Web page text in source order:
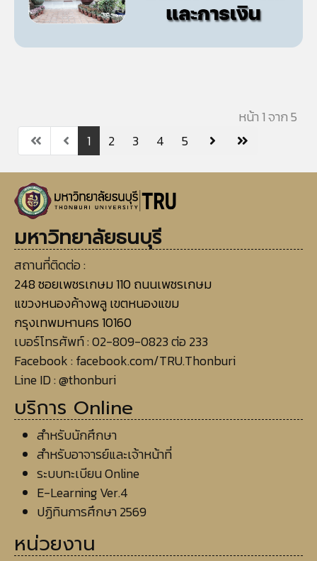
หน้า 1 จาก 5
1
2 3 4 5
มหาวิทยาลัยธนบุรี
สถานที่ติดต่อ :
248 ซอยเพชรเกษม 110 ถนนเพชรเกษม
แขวงหนองค้างพลู เขตหนองแขม
กรุงเทพมหานคร 10160
เบอร์โทรศัพท์ :02-809-0823 ต่อ 233
Facebook :facebook.com/TRU.Thonburi
Line ID:@thonburi
บริการ Online
สำหรับนักศึกษา
สำหรับอาจารย์และเจ้าหน้าที่
ระบบทะเบียน Online
E-Learning Ver.4
ปฏิทินการศึกษา 2569
หน่วยงาน